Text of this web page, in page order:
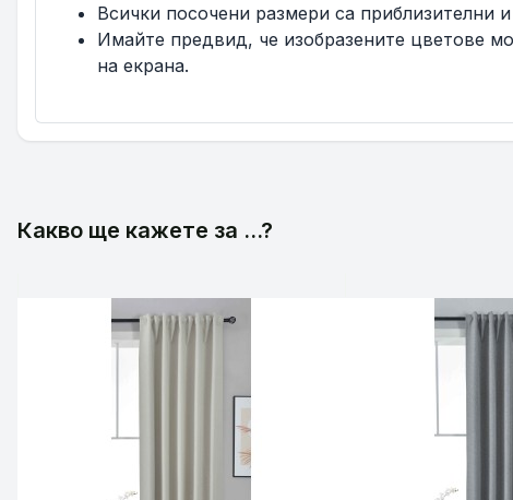
Всички посочени размери са приблизителни
Имайте предвид, че изобразените цветове
на екрана.
Какво ще кажете за ...?